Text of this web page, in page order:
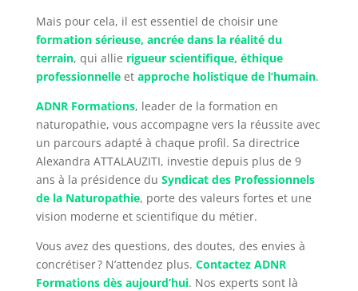
Mais pour cela, il est essentiel de choisir une
formation sérieuse, ancrée dans la réalité du
terrain, qui allie rigueur scientifique, éthique
professionnelleet approche holistique de l’humain.
ADNR Formations, leader de la formation en
naturopathie, vous accompagne vers la réussite avec
un parcours adapté à chaque profil. Sa directrice
Alexandra ATTALAUZITI, investie depuis plus de 9
ans à la présidence du Syndicat des Professionnels
de la Naturopathie, porte des valeurs fortes et une
vision moderne et scientifique du métier.
Vous avez des questions, des doutes, des envies à
concrétiser ? N’attendez plus. Contactez ADNR
Formations dès aujourd’hui. Nos experts sont là